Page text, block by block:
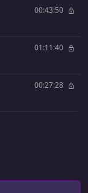
00:43:50
01:11:40
00:27:28